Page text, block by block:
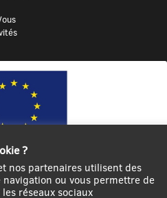
l’Union européenne avec le Fonds
Régional à hauteur de 12 572€
?
nos partenaires utilisent des
ou vous permettre de
réseaux sociaux